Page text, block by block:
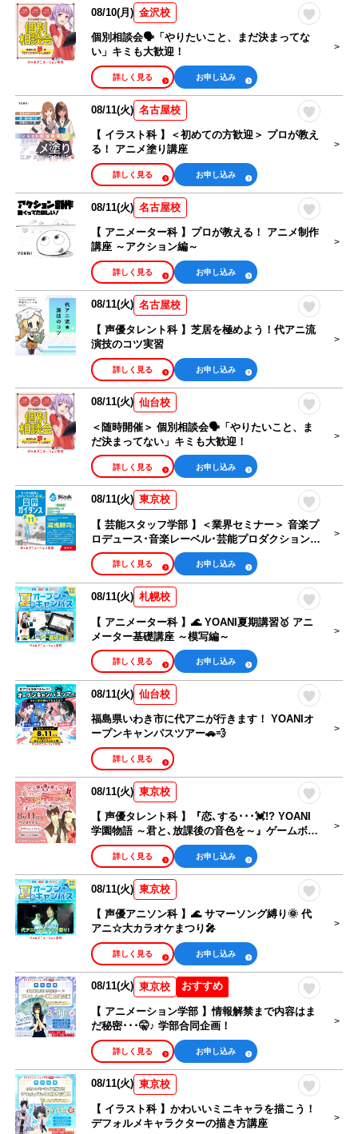
08/10(月) 金沢校
個別相談会🗣️「やりたいこと、まだ決まってな
い」キミも大歓迎！
お申し込み
詳しく見る
08/11(火) 名古屋校
【 イラスト科 】＜初めての方歓迎＞ プロが教え
る！ アニメ塗り講座
お申し込み
詳しく見る
08/11(火) 名古屋校
【 アニメーター科 】プロが教える！ アニメ制作
講座 ～アクション編～
お申し込み
詳しく見る
08/11(火) 名古屋校
【 声優タレント科 】芝居を極めよう！代アニ流
演技のコツ実習
お申し込み
詳しく見る
08/11(火) 仙台校
＜随時開催＞ 個別相談会🗣️「やりたいこと、ま
だ決まってない」キミも大歓迎！
お申し込み
詳しく見る
08/11(火) 東京校
【 芸能スタッフ学部 】＜業界セミナー＞ 音楽プ
ロデュース･音楽レーベル･芸能プロダクション運
営【 湯浅順司さん 】がゲスト出演！
お申し込み
詳しく見る
08/11(火) 札幌校
【 アニメーター科 】🌊 YOANI夏期講習🥇 アニ
メーター基礎講座 ～模写編～
お申し込み
詳しく見る
08/11(火) 仙台校
福島県いわき市に代アニが行きます！ YOANIオ
ープンキャンパスツアー🚗💨
詳しく見る
08/11(火) 東京校
【 声優タレント科 】『恋､する･･･💓!? YOANI
学園物語 ～君と､放課後の音色を～』ゲームボイ
ス収録体験
お申し込み
詳しく見る
08/11(火) 東京校
【 声優アニソン科 】🌊 サマーソング縛り🌞 代
アニ☆大カラオケまつり🎤
お申し込み
詳しく見る
おすすめ
08/11(火) 東京校
【 アニメーション学部 】情報解禁まで内容はま
だ秘密･･･🤫♪ 学部合同企画！
お申し込み
詳しく見る
08/11(火) 東京校
【 イラスト科 】かわいいミニキャラを描こう！
デフォルメキャラクターの描き方講座